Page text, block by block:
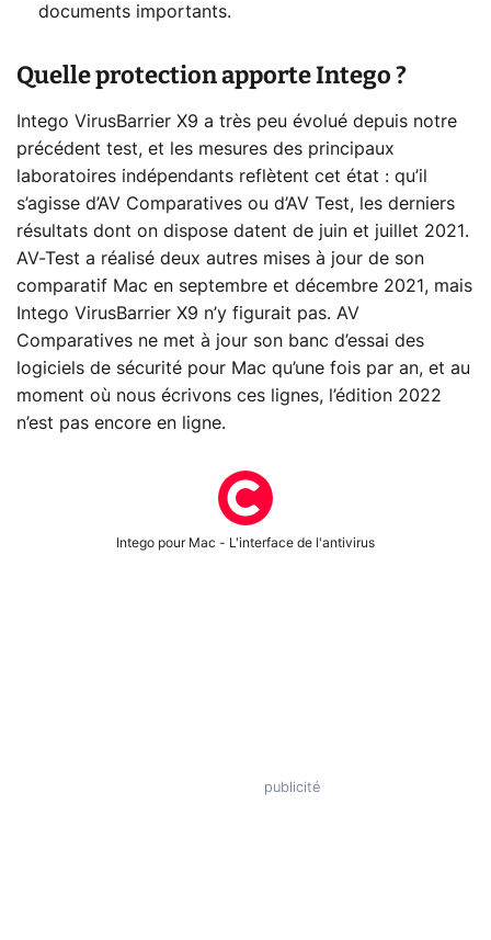
documents importants.
Quelle protection apporte Intego ?
Intego VirusBarrier X9 a très peu évolué depuis notre
précédent test, et les mesures des principaux
laboratoires indépendants reflètent cet état : qu’il
s’agisse d’AV Comparatives ou d’AV Test, les derniers
résultats dont on dispose datent de juin et juillet 2021.
AV-Test a réalisé deux autres mises à jour de son
comparatif Mac en septembre et décembre 2021, mais
Intego VirusBarrier X9 n’y figurait pas. AV
Comparatives ne met à jour son banc d’essai des
logiciels de sécurité pour Mac qu’une fois par an, et au
moment où nous écrivons ces lignes, l’édition 2022
n’est pas encore en ligne.
Intego pour Mac - L'interface de l'antivirus